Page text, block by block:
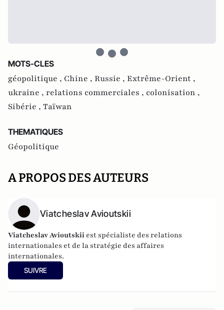
MOTS-CLES
géopolitique , Chine , Russie , Extrême-Orient ,
ukraine , relations commerciales , colonisation ,
Sibérie , Taïwan
THEMATIQUES
Géopolitique
A PROPOS DES AUTEURS
Viatcheslav Avioutskii
Viatcheslav Avioutskii est spécialiste des relations
internationales et de la stratégie des affaires
internationales.
SUIVRE